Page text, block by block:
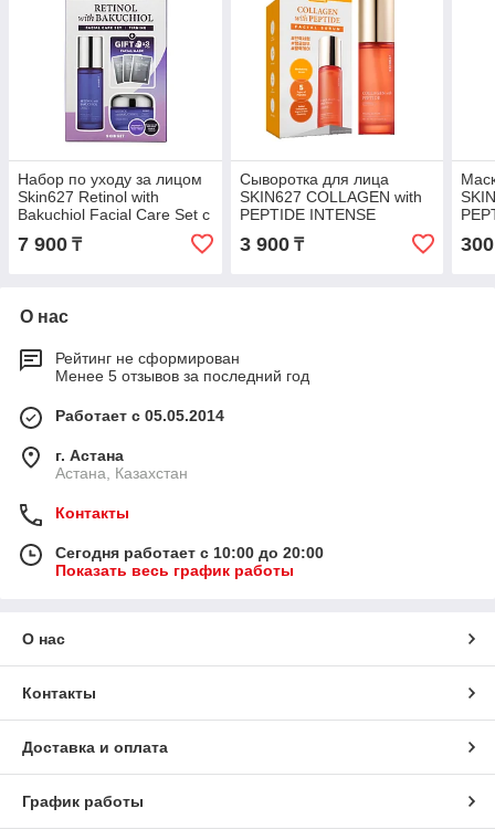
Набор по уходу за лицом
Skin627 Retinol with
Bakuchiol Facial Care Set с
Ретинолом и Бакучиолом
7 900 ₸
Сыворотка для лица
SKIN627 COLLAGEN with
PEPTIDE INTENSE
CREAM Коллаген и
Пептид 50 мл
3 900₸ 300
О нас
Рейтинг не сформирован
Менее 5 отзывов за последний год
Работает с 05.05.2014
г. Астана
Астана, Казахстан
Контакты
Сегодня работает с 10:00 до 20:00
Показать весь график работы
О нас
Контакты
Доставка и оплата
График работы